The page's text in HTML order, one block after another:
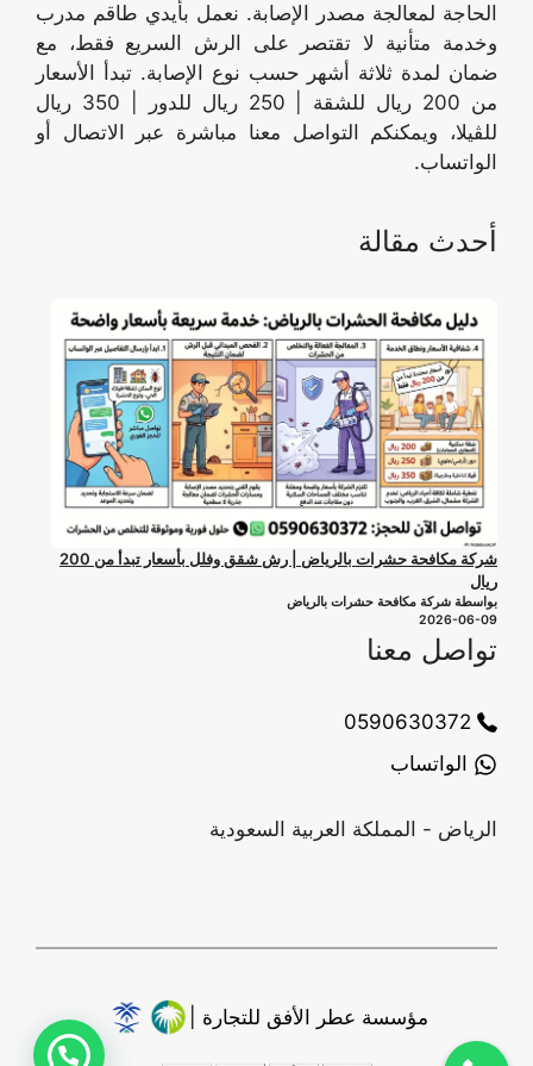
الحاجة لمعالجة مصدر الإصابة. نعمل بأيدي طاقم مدرب
وخدمة متأنية لا تقتصر على الرش السريع فقط، مع
ضمان لمدة ثلاثة أشهر حسب نوع الإصابة. تبدأ الأسعار
من 200 ريال للشقة | 250 ريال للدور | 350 ريال
للڤيلا، ويمكنكم التواصل معنا مباشرة عبر الاتصال أو
الواتساب.
أحدث مقالة
شركة مكافحة حشرات بالرياض | رش شقق وفلل بأسعار تبدأ من 200
ريال
بواسطة شركة مكافحة حشرات بالرياض
2026-06-09
تواصل معنا
0590630372
الواتساب
الرياض - المملكة العربية السعودية
مؤسسة عطر الأفق للتجارة |